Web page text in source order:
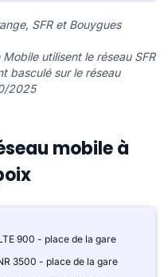
SFR et Bouygues
utilisent le réseau SFR
basculé sur le réseau
2025
mobile à
900 - place de la gare
3500 - place de la gare